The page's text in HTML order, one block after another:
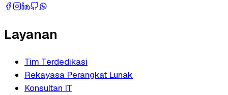
Layanan
Tim Terdedikasi
Rekayasa Perangkat Lunak
Konsultan IT